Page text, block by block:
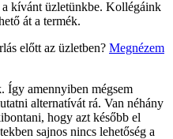
kívánt üzletünkbe. Kollégáink
át a termék.
előtt az üzletben? Megnézem
Így amennyiben mégsem
alternatívát rá. Van néhány
hogy azt később el
sajnos nincs lehetőség a